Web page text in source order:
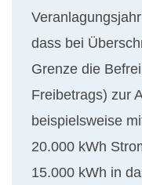
dass bei
Grenze die
Freibetrags) zur
beispielsweise
20.000 kWh
15.000 kWh in